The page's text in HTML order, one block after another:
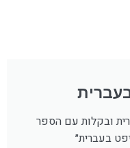
ובקלות עם הספר
בעברית״